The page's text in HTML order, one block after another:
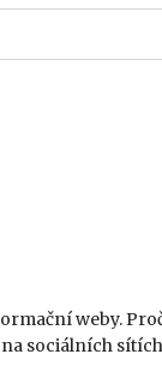
weby.
sociálních